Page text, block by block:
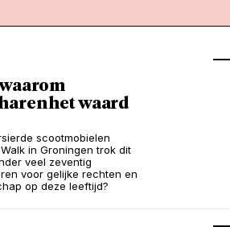
het waard
scootmobielen
in Groningen trok dit
veel zeventig
voor gelijke rechten en
op deze leeftijd?